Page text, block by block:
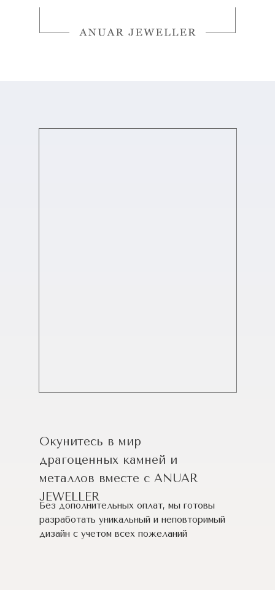
Окунитесь в мир
драгоценных камней и
металлов вместе с ANUAR
JEWELLER
Без дополнительных оплат, мы готовы
разработать уникальный и неповторимый
дизайн c учетом всех пожеланий